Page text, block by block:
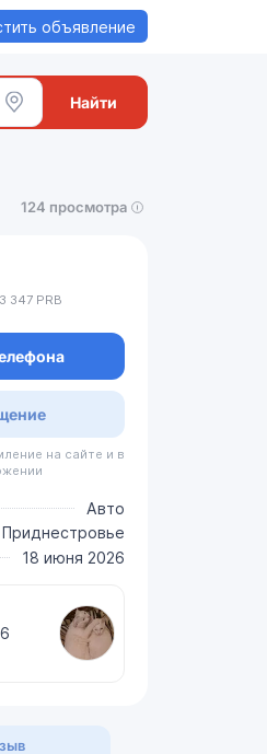
объявление
Найти
124 просмотра
347 PRB
на сайте и в
Авто
18 июня 2026